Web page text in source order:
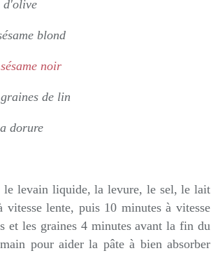
d'olive
blond
sésame noir
de lin
dorure
le levain liquide, la levure, le sel, le lait
lente, puis 10 minutes à vitesse
et les graines 4 minutes avant la fin du
pour aider la pâte à bien absorber